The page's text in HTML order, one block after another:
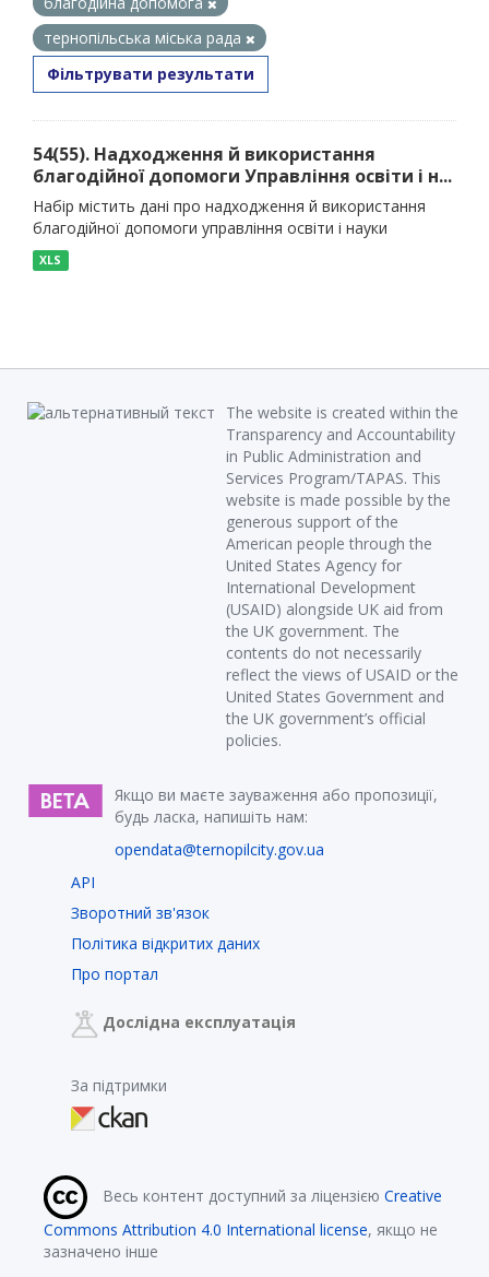
тернопільська міська рада
Фільтрувати результати
54(55). Надходження й використання
благодійної допомоги Управління освіти і н...
Набір містить дані про надходження й використання
благодійної допомоги управління освіти і науки
XLS
The website is created within the
Transparency and Accountability
in Public Administration and
Services Program/TAPAS. This
website is made possible by the
generous support of the
American people through the
United States Agency for
International Development
(USAID) alongside UK aid from
the UK government. The
contents do not necessarily
reflect the views of USAID or the
United States Government and
the UK government’s official
policies.
Якщо ви маєте зауваження або пропозиції,
будь ласка, напишіть нам:
opendata@ternopilcity.gov.ua
API
Зворотний зв'язок
Політика відкритих даних
Про портал
Дослідна експлуатація
За підтримки
Весь контент доступний за ліцензією Creative
Commons Attribution 4.0 International license, якщо не
зазначено інше